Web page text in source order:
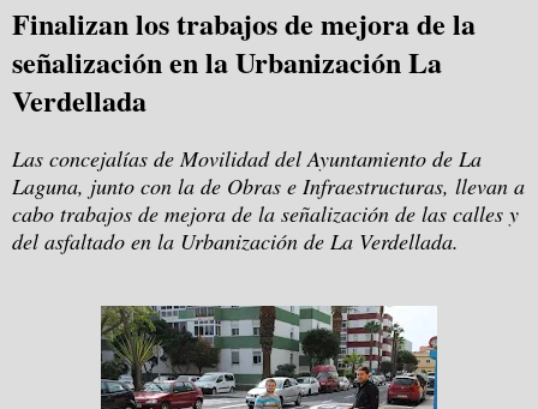
Finalizan los trabajos de mejora de la
señalización en la Urbanización La
Verdellada
Las concejalías de Movilidad del Ayuntamiento de La
Laguna, junto con la de Obras e Infraestructuras, llevan a
cabo trabajos de mejora de la señalización de las calles y
del asfaltado en la Urbanización de La Verdellada.